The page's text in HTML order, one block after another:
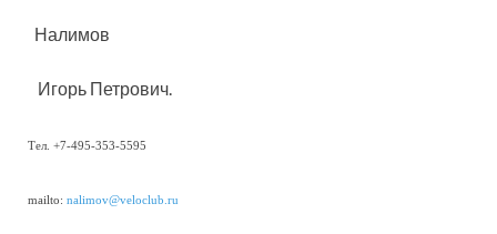
Налимов
Игорь Петрович.
Тел. +7-495-353-5595
mailto: nalimov@veloclub.ru